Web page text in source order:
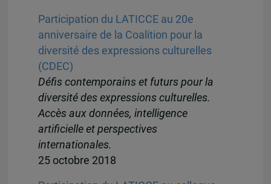
Participation du LATICCE au 20e
anniversaire de la Coalition pour la
diversité des expressions culturelles
(CDEC)
Défis contemporains et futurs pour la
diversité des expressions culturelles.
Accès aux données, intelligence
artificielle et perspectives
internationales.
25 octobre 2018